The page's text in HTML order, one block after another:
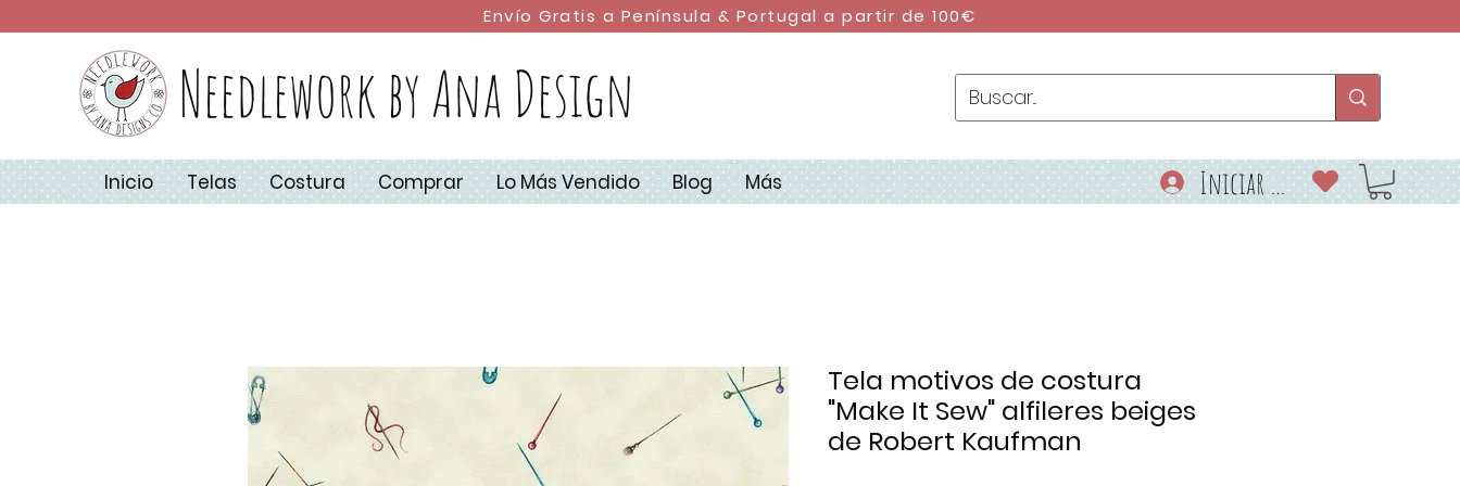
Envío Gratis a Península & Portugal a partir de 100€
Needlework by Ana Design
Inicio Telas Costura Comprar Lo Más Vendido Blog Más Iniciar sesión
Tela motivos de costura
"Make It Sew" alfileres beiges
de Robert Kaufman